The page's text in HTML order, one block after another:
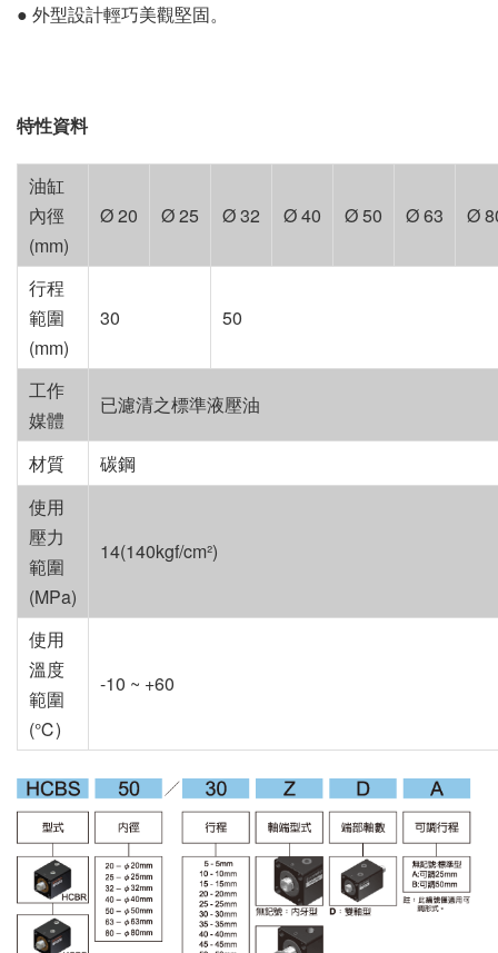
● 外型設計輕巧美觀堅固。
特性資料
油缸
內徑
(mm)
Ø 20 Ø 25 Ø 32 Ø 40 Ø 50 Ø 63 Ø
行程
範圍
(mm)
30 50
工作
媒體
已濾清之標準液壓油
材質
碳鋼
使用
壓力
範圍
(MPa)
14(140kgf/cm²)
使用
溫度
範圍
(℃)
-10 ~ +60